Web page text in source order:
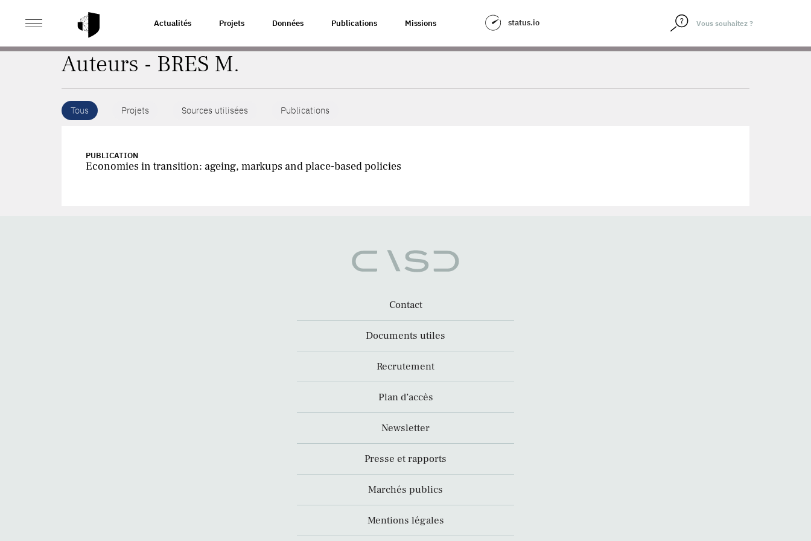
Actualités Projets Données Publications Missions status.io
ACCUEIL
Auteurs - BRES M.
Tous Projets Sources utilisées Publications
PUBLICATION
Economies in transition: ageing, markups and place-based policies
Contact
Documents utiles
Recrutement
Plan d’accès
Newsletter
Presse et rapports
Marchés publics
Mentions légales